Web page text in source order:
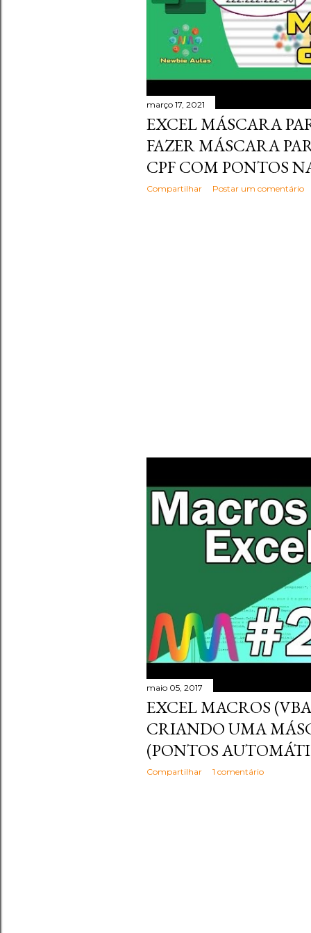
março 17, 2021
EXCEL MÁSCARA
FAZER MÁSCARA
CPF COM PONTOS
Compartilhar Postar um comentário
maio 05, 2017
EXCEL MACROS
CRIANDO UMA
(PONTOS
Compartilhar 1 comentário